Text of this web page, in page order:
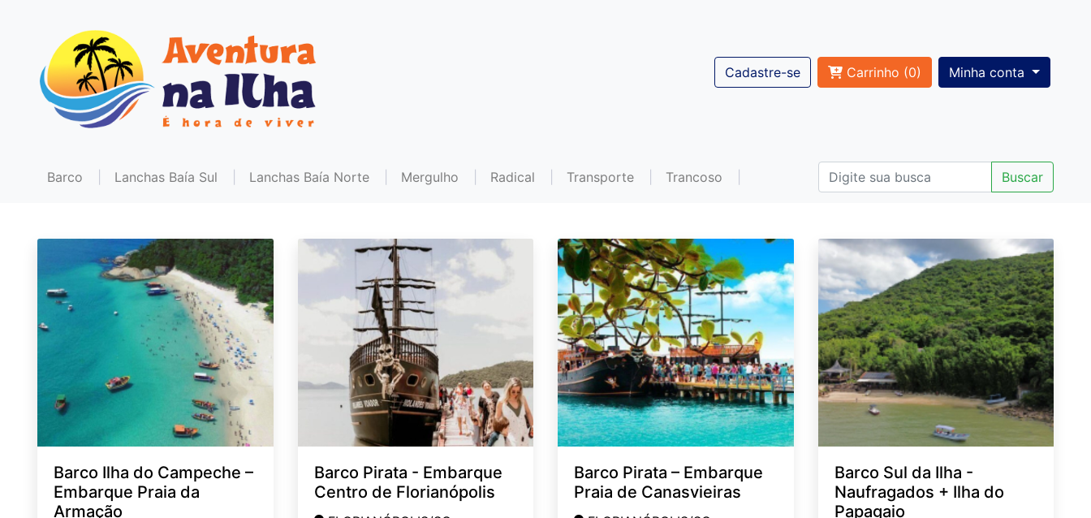
Cadastre-se Carrinho (0) Minha conta
Barco Lanchas Baía Sul Lanchas Baía Norte Mergulho Radical Transporte Trancoso Buscar
Barco Ilha do Campeche –
Embarque Praia da
Armação
Barco Pirata - Embarque
Centro de Florianópolis
Barco Pirata – Embarque
Praia de Canasvieiras
Barco Sul da Ilha -
Naufragados + Ilha do
Papagaio